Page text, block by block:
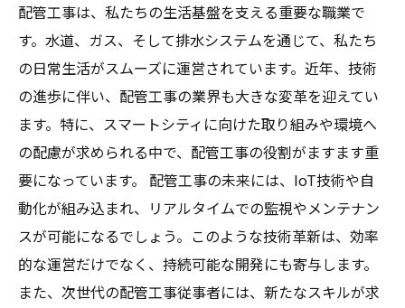
配管工事は、私たちの生活基盤を支える重要な職業で
す。水道、ガス、そして排水システムを通じて、私たち
の日常生活がスムーズに運営されています。近年、技術
の進歩に伴い、配管工事の業界も大きな変革を迎えてい
ます。特に、スマートシティに向けた取り組みや環境へ
の配慮が求められる中で、配管工事の役割がますます重
要になっています。 配管工事の未来には、IoT技術や自
動化が組み込まれ、リアルタイムでの監視やメンテナン
スが可能になるでしょう。このような技術革新は、効率
的な運営だけでなく、持続可能な開発にも寄与します。
また、次世代の配管工事従事者には、新たなスキルが求